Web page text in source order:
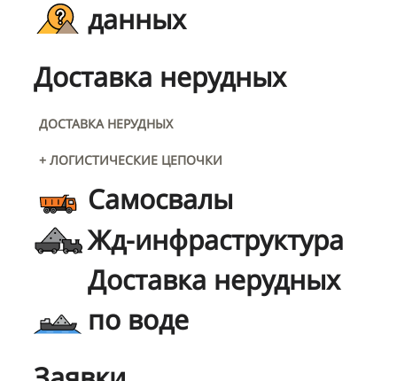
данных
Доставка нерудных
ДОСТАВКА НЕРУДНЫХ
+ ЛОГИСТИЧЕСКИЕ ЦЕПОЧКИ
Самосвалы
Жд-инфраструктура
Доставка нерудных
по воде